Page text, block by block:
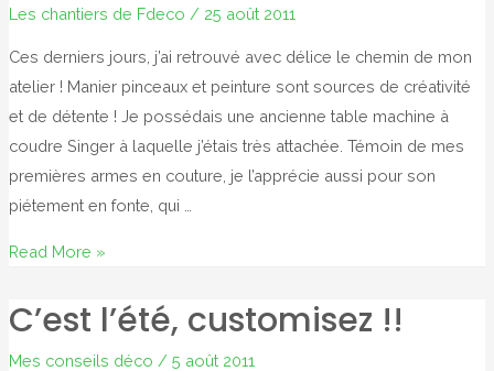
Les chantiers de Fdeco / 25 août 2011
Ces derniers jours, j’ai retrouvé avec délice le chemin de mon
atelier ! Manier pinceaux et peinture sont sources de créativité
et de détente ! Je possédais une ancienne table machine à
coudre Singer à laquelle j’étais très attachée. Témoin de mes
premières armes en couture, je l’apprécie aussi pour son
piétement en fonte, qui …
Console
la
Read More »
C’est l’été, customisez !!
Mes conseils déco / 5 août 2011